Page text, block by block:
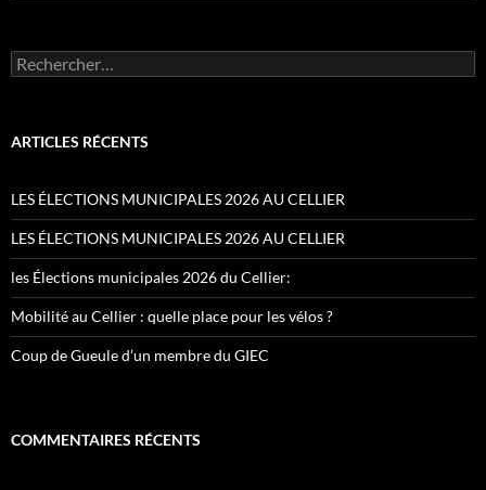
Rechercher :
ARTICLES RÉCENTS
LES ÉLECTIONS MUNICIPALES 2026 AU CELLIER
LES ÉLECTIONS MUNICIPALES 2026 AU CELLIER
les Élections municipales 2026 du Cellier:
Mobilité au Cellier : quelle place pour les vélos ?
Coup de Gueule d’un membre du GIEC
COMMENTAIRES RÉCENTS